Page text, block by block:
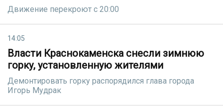
Движение перекроют с 20:00
14:05
Власти Краснокаменска снесли зимнюю
горку, установленную жителями
Демонтировать горку распорядился глава города
Игорь Мудрак